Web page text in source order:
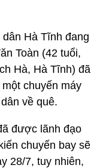
Hà Tĩnh đang
Toàn (42 tuổi,
Hà, Hà Tĩnh) đã
chuyến máy
về quê.
được lãnh đạo
chuyến bay sẽ
28/7, tuy nhiên,